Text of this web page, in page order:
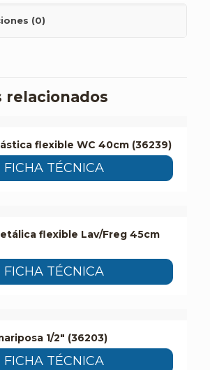
(0)
relacionados
flexible WC 40cm (36239)
FICHA TÉCNICA
flexible Lav/Freg 45cm
FICHA TÉCNICA
1/2″ (36203)
FICHA TÉCNICA